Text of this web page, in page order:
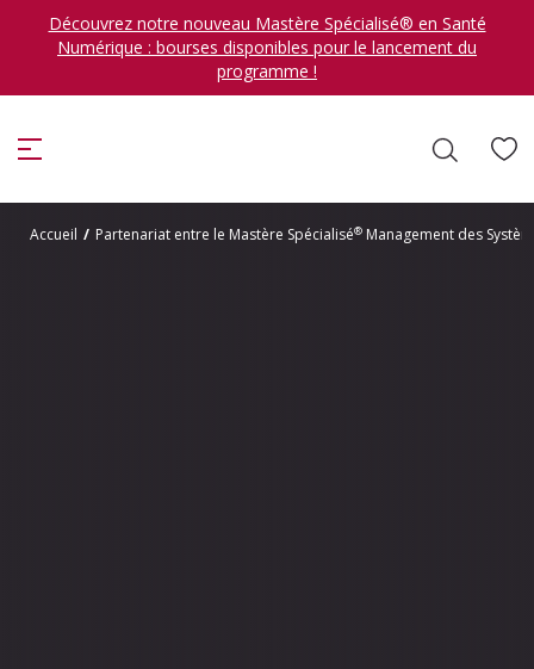
Découvrez notre nouveau Mastère Spécialisé® en Santé
Numérique : bourses disponibles pour le lancement du
programme !
Accueil / Partenariat entre le Mastère Spécialisé® Management des